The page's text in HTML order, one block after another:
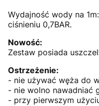
Wydajność wody na
ciśnieniu 0,7BAR.
Nowość:
Zestaw posiada
Ostrzeżenie:
- nie używać węża do
- nie wolno nawadniać
- przy pierwszym